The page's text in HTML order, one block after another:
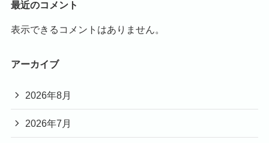
最近のコメント
表示できるコメントはありません。
アーカイブ
2026年8月
2026年7月